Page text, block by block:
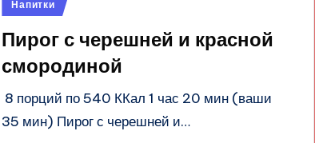
Напитки
Пирог с черешней и красной
смородиной
8 порций по 540 ККал 1 час 20 мин (ваши
35 мин) Пирог с черешней и…